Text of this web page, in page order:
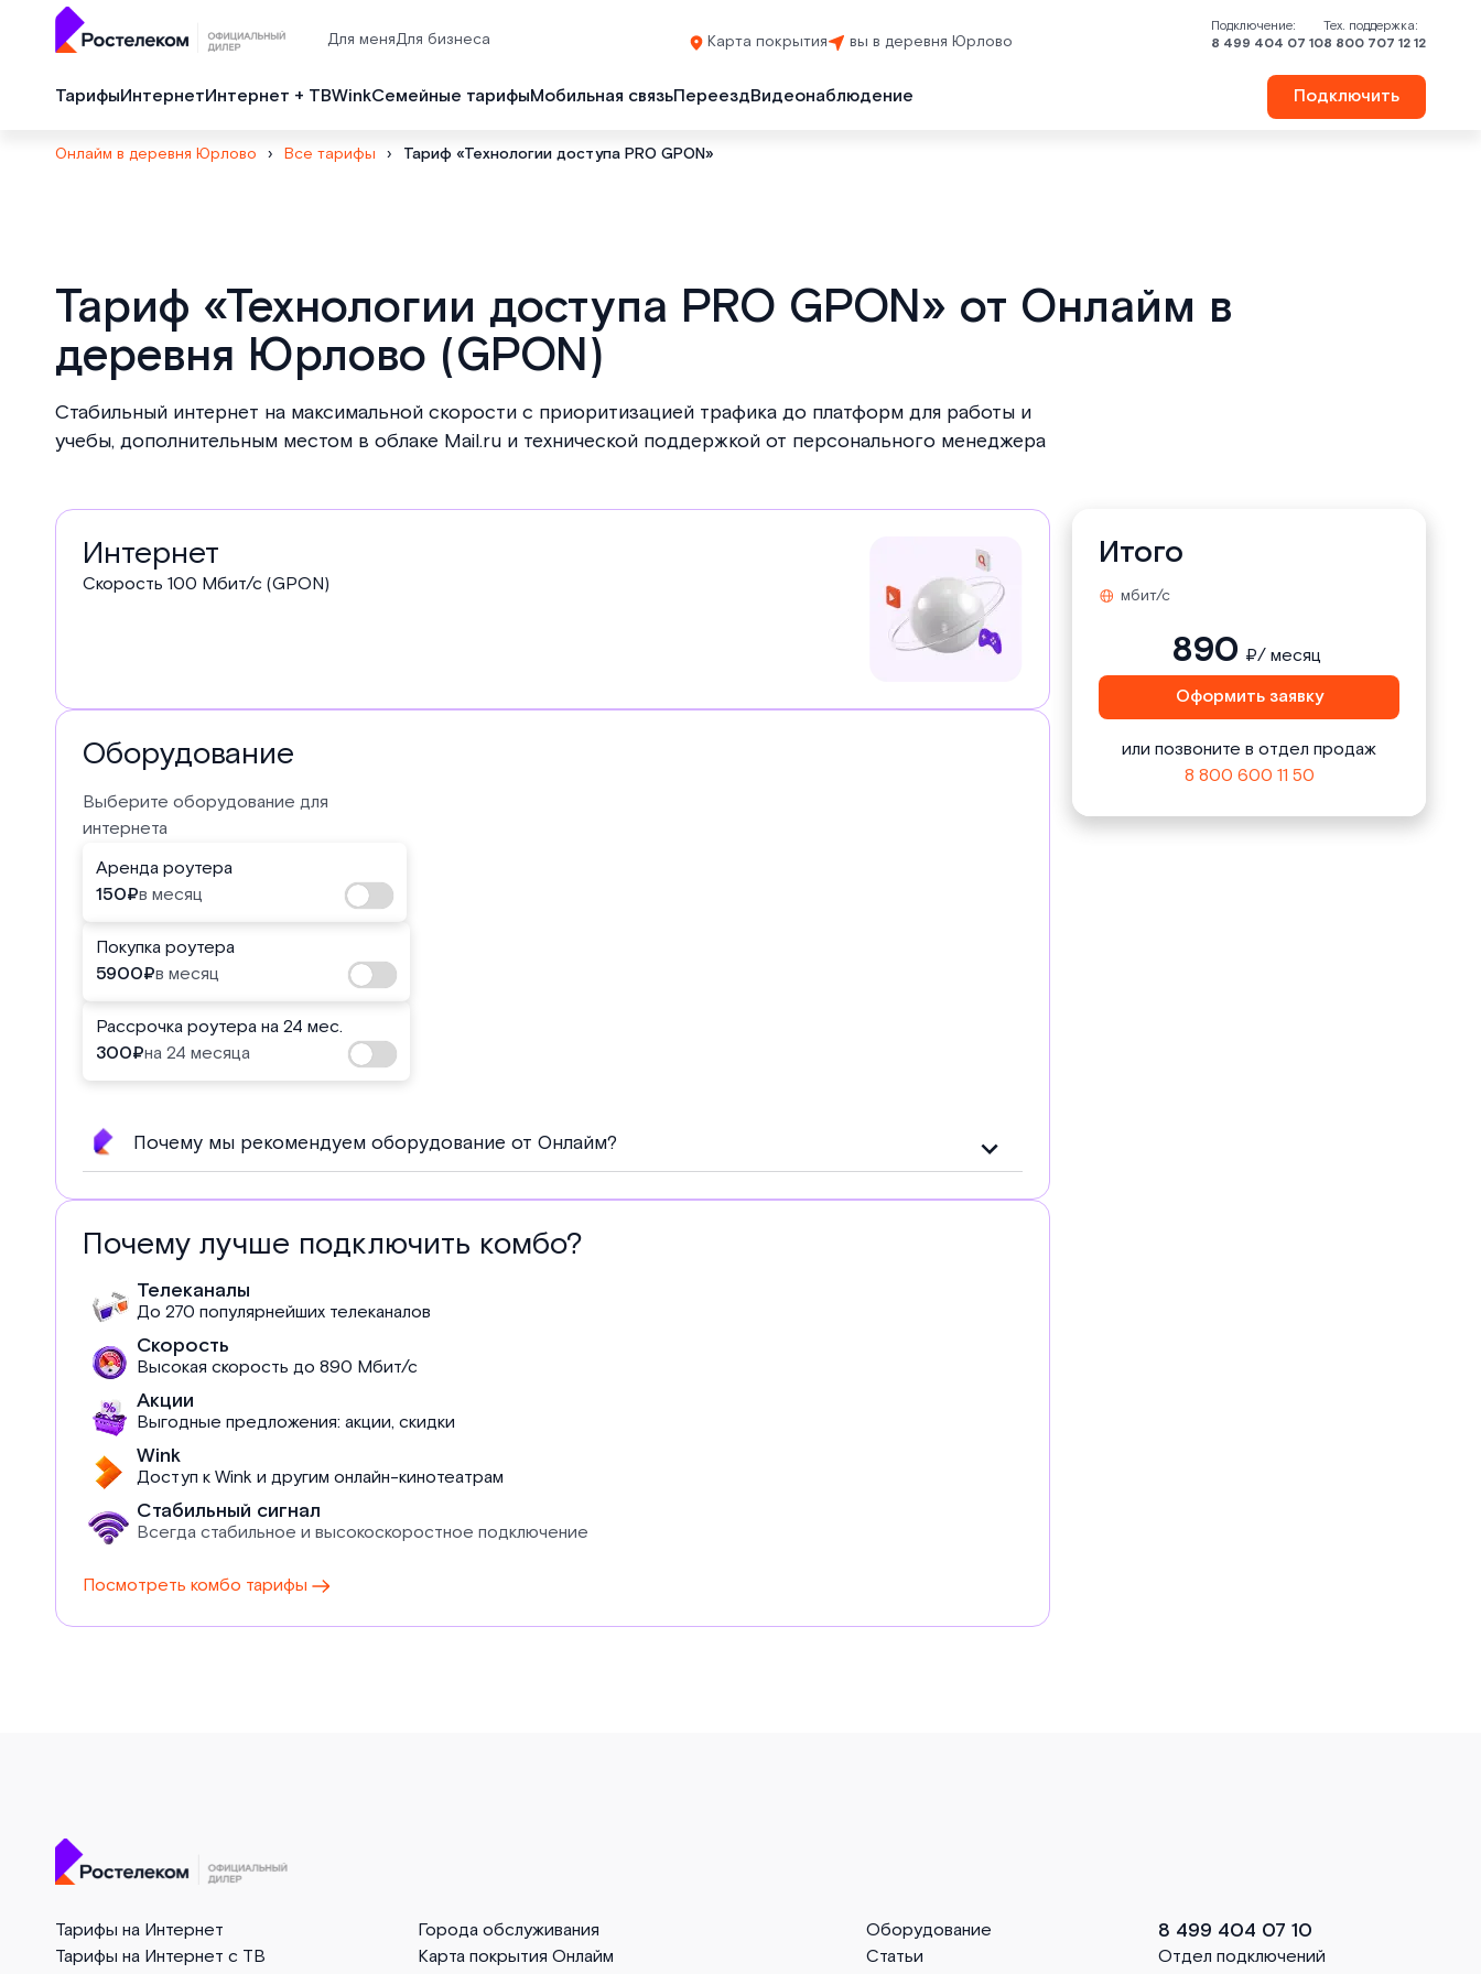
Для меняДля бизнеса Карта покрытия вы в деревня Юрлово
Подключение:
8 499 404 07 10
Тех. поддержка:
8 800 707 12 12
ТарифыИнтернетИнтернет + ТВWinkСемейные тарифыМобильная связьПереездВидеонаблюдение Подключить
Онлайм в деревня Юрлово › Все тарифы › Тариф «Технологии доступа PRO GPON»
Тариф «Технологии доступа PRO GPON» от Онлайм в
деревня Юрлово (GPON)
Стабильный интернет на максимальной скорости с приоритизацией трафика до платформ для работы и
учебы, дополнительным местом в облаке Mail.ru и технической поддержкой от персонального менеджера
Услуги
Интернет
Скорость 100 Мбит/с (GPON)
Оборудование
Выберите оборудование для
интернета
Аренда роутера
150₽в месяц
Покупка роутера
5900₽в месяц
Рассрочка роутера на 24 мес.
300₽на 24 месяца
Почему мы рекомендуем оборудование от Онлайм?
Почему лучше подключить комбо?
Телеканалы
До 270 популярнейших телеканалов
Скорость
Высокая скорость до 890 Мбит/с
Акции
Выгодные предложения: акции, скидки
Wink
Доступ к Wink и другим онлайн-кинотеатрам
Стабильный сигнал
Всегда стабильное и высокоскоростное подключение
Посмотреть комбо тарифы
Итого
мбит/с
890 ₽/ месяц
Оформить заявку
или позвоните в отдел продаж
8 800 600 11 50
Тарифы на Интернет
Тарифы на Интернет с ТВ
Города обслуживания
Карта покрытия Онлайм
Оборудование
Статьи
8 499 404 07 10
Отдел подключений